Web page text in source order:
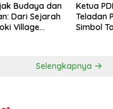
Budaya dan
Dari Sejarah
Village
Ketua
Teladan
Simbol
Selengkapnya